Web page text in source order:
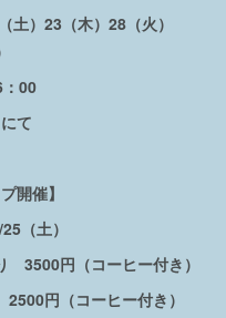
土）23（木）28（火）
00
て
開催】
（土）
円（コーヒー付き）
円（コーヒー付き）